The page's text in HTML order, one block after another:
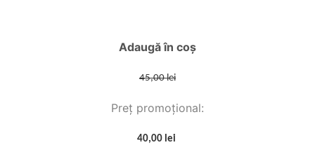
Adaugă în coș
45,00 lei
Preț promoțional:
40,00 lei